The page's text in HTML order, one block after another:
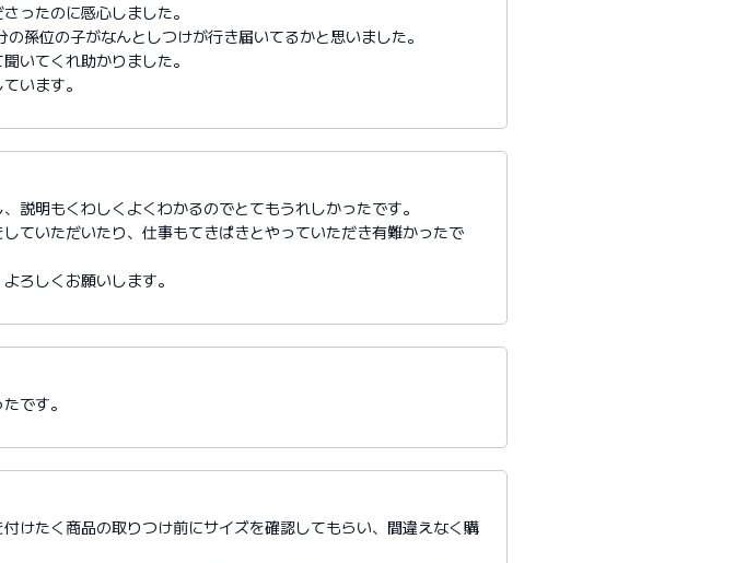
ったのに感心しました。
孫位の子がなんとしつけが行き届いてるかと思いました。
いてくれ助かりました。
います。
説明もくわしくよくわかるのでとてもうれしかったです。
ていただいたり、仕事もてきぱきとやっていただき有難かったで
ろしくお願いします。
です。
けたく商品の取りつけ前にサイズを確認してもらい、間違えなく購